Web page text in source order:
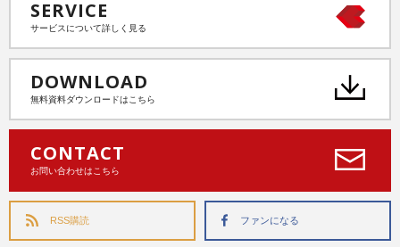
SERVICE
サービスについて詳しく見る
DOWNLOAD
無料資料ダウンロードはこちら
CONTACT
お問い合わせはこちら
RSS購読 ファンになる